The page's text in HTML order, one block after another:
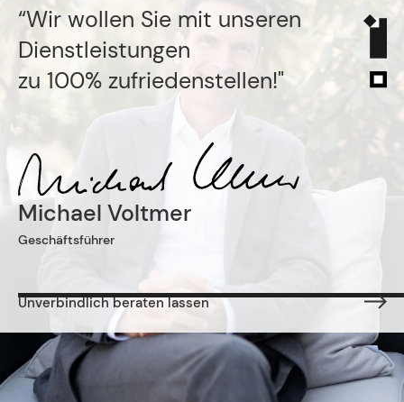
“Wir wollen Sie mit unseren
Dienstleistungen
zu 100% zufriedenstellen!"
Michael Voltmer
Geschäftsführer
Unverbindlich beraten lassen